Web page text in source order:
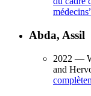
médecins
Abda, Assil
2022 —
and